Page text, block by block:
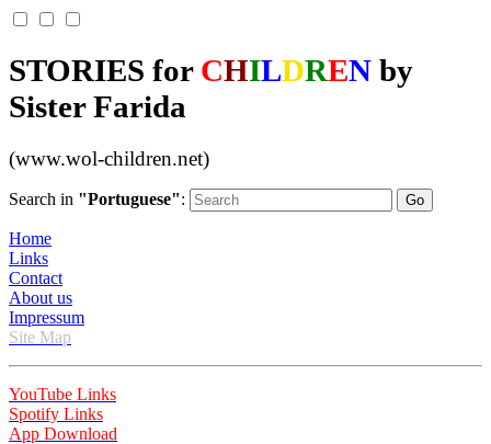
STORIES for CHILDREN by
Sister Farida
(www.wol-children.net)
Search in "Portuguese":
Home
Links
Contact
About us
Impressum
Site Map
YouTube Links
Spotify Links
App Download